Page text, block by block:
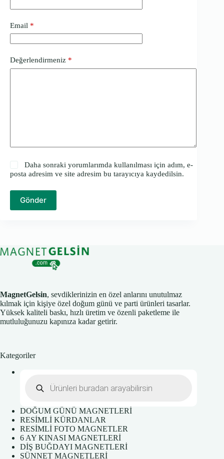
Email *
Değerlendirmeniz *
Daha sonraki yorumlarımda kullanılması için adım, e-
posta adresim ve site adresim bu tarayıcıya kaydedilsin.
Gönder
MagnetGelsin, sevdiklerinizin en özel anlarını unutulmaz
kılmak için kişiye özel doğum günü ve parti ürünleri tasarlar.
Yüksek kaliteli baskı, hızlı üretim ve özenli paketleme ile
mutluluğunuzu kapınıza kadar getirir.
Kategoriler
search
DOĞUM GÜNÜ MAGNETLERİ
RESİMLİ KÜRDANLAR
RESİMLİ FOTO MAGNETLER
6 AY KINASI MAGNETLERİ
DİŞ BUĞDAYI MAGNETLERİ
SÜNNET MAGNETLERİ